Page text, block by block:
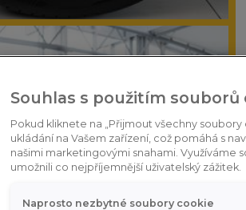
Souhlas s použitím souborů
Pokud kliknete na „Přijmout všechny
ukládání na Vašem zařízení, což pomáhá s
našimi marketingovými snahami. Využíváme
umožnili co nejpříjemnější uživatelský zážitek.
Naprosto nezbytné soubory cookie